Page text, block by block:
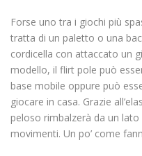
Forse uno tra i giochi più
tratta di un paletto o una
cordicella con attaccato un
modello, il flirt pole può
base mobile oppure può
giocare in casa. Grazie
peloso rimbalzerà da un
movimenti. Un po’ come